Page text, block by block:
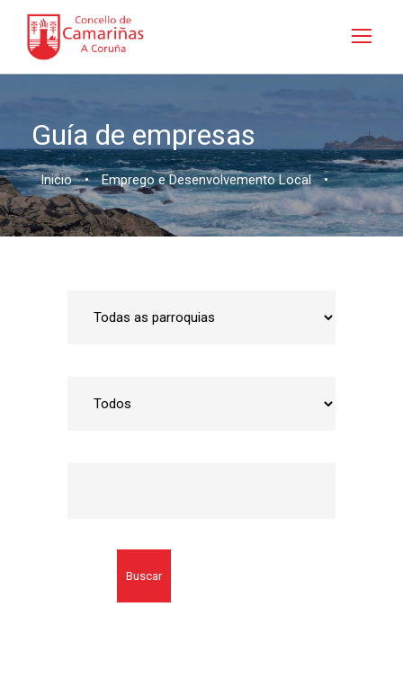
Guía de empresas
Inicio • Emprego e Desenvolvemento Local •
Buscar